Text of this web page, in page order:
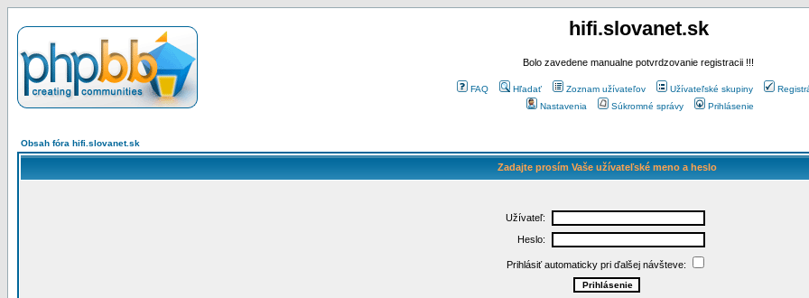
hifi.slovanet.sk
Bolo zavedene manualne potvrdzovanie registracii !!!
FAQ Hľadať Zoznam užívateľov Užívateľské skupiny
Nastavenia
Súkromné správy Prihlásenie
Obsah fóra hifi.slovanet.sk
Zadajte prosím Vaše užívateľské meno a heslo
Užívateľ:
Heslo:
Prihlásiť automaticky pri ďalšej návšteve: